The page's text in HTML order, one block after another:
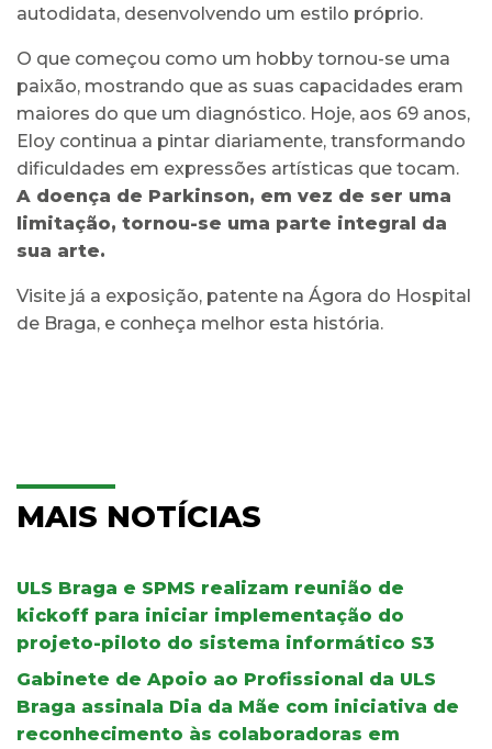
autodidata, desenvolvendo um estilo próprio.
O que começou como um hobby tornou-se uma
paixão, mostrando que as suas capacidades eram
maiores do que um diagnóstico. Hoje, aos 69 anos,
Eloy continua a pintar diariamente, transformando
dificuldades em expressões artísticas que tocam.
A doença de Parkinson, em vez de ser uma
limitação, tornou-se uma parte integral da
sua arte.
Visite já a exposição, patente na Ágora do Hospital
de Braga, e conheça melhor esta história.
MAIS NOTÍCIAS
ULS Braga e SPMS realizam reunião de
kickoff para iniciar implementação do
projeto-piloto do sistema informático S3
Gabinete de Apoio ao Profissional da ULS
Braga assinala Dia da Mãe com iniciativa de
reconhecimento às colaboradoras em